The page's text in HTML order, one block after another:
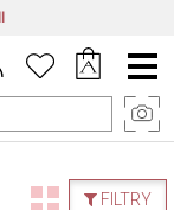
Menu
główne
FILTRY